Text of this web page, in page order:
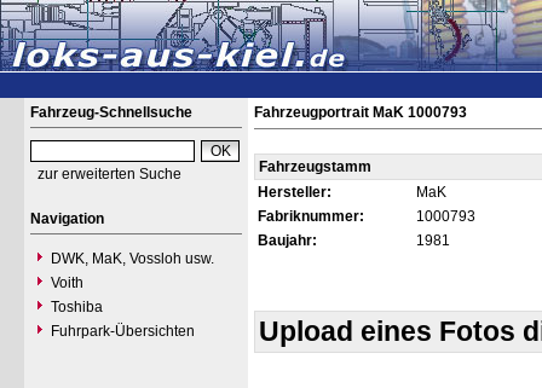
Fahrzeug-Schnellsuche
zur erweiterten Suche
Navigation
DWK, MaK, Vossloh usw.
Voith
Toshiba
Fuhrpark-Übersichten
Fahrzeugportrait MaK 1000793
Fahrzeugstamm
Hersteller:
MaK
Fabriknummer:
1000793
Baujahr:
1981
Upload eines Fotos